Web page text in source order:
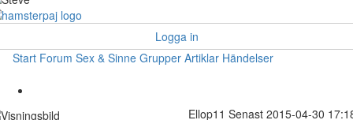
Logga in
Start Forum Sex & Sinne Grupper Artiklar Händelser
Ellop11 Senast 2015-04-30